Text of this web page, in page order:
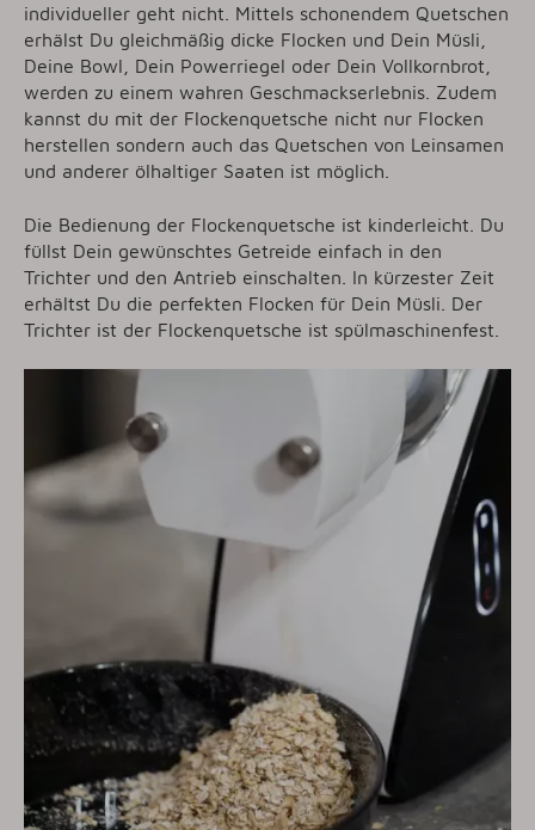
individueller geht nicht. Mittels schonendem Quetschen
erhälst Du gleichmäßig dicke Flocken und Dein Müsli,
Deine Bowl, Dein Powerriegel oder Dein Vollkornbrot,
werden zu einem wahren Geschmackserlebnis. Zudem
kannst du mit der Flockenquetsche nicht nur Flocken
herstellen sondern auch das Quetschen von Leinsamen
und anderer ölhaltiger Saaten ist möglich.
Die Bedienung der Flockenquetsche ist kinderleicht. Du
füllst Dein gewünschtes Getreide einfach in den
Trichter und den Antrieb einschalten. In kürzester Zeit
erhältst Du die perfekten Flocken für Dein Müsli. Der
Trichter ist der Flockenquetsche ist spülmaschinenfest.